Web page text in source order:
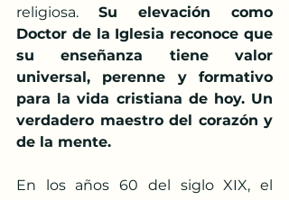
religiosa. Su elevación como
Doctor de la Iglesia reconoce que
su enseñanza tiene valor
universal, perenne y formativo
para la vida cristiana de hoy. Un
verdadero maestro del corazón y
de la mente.
En los años 60 del siglo XIX, el